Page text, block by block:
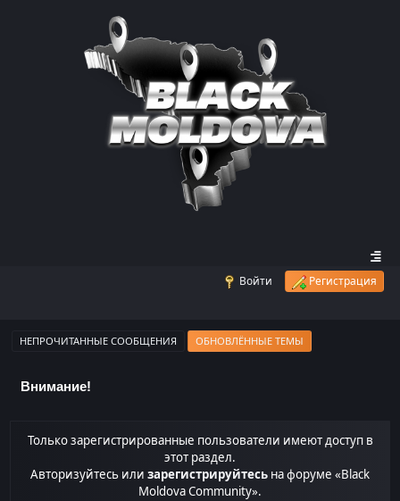
Войти Регистрация
НЕПРОЧИТАННЫЕ СООБЩЕНИЯ ОБНОВЛЁННЫЕ ТЕМЫ
Внимание!
Только зарегистрированные пользователи имеют доступ в
этот раздел.
Авторизуйтесь или зарегистрируйтесь на форуме «Black
Moldova Community».